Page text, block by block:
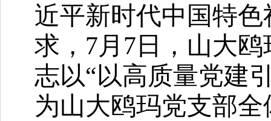
近平新时代中国特
求， 7月7日，山大
志以“以高质量党建
为山大鸥玛党支部